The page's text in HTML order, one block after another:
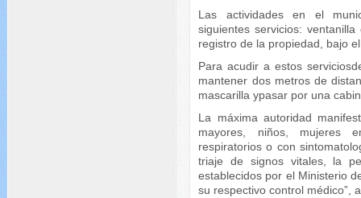
Las actividades en el
siguientes servicios:
registro de la propiedad, bajo
Para acudir a estos
mantener dos metros de
mascarilla ypasar por una
La máxima autoridad
mayores, niños, mujeres
respiratorios o con
triaje de signos vitales, la
establecidos por el Ministerio
su respectivo control médico”,